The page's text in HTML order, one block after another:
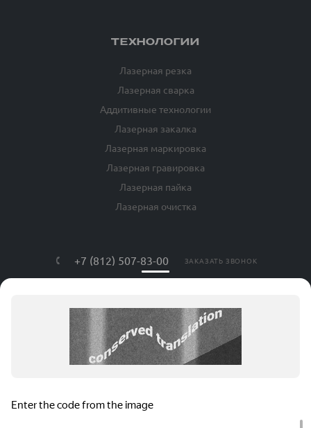
ТЕХНОЛОГИИ
Лазерная резка
Лазерная сварка
Аддитивные технологии
Лазерная закалка
Лазерная маркировка
Лазерная гравировка
Лазерная пайка
Лазерная очистка
+7 (812) 507-83-00 ЗАКАЗАТЬ ЗВОНОК
г. Санкт-Петербург, ул. Яблочкова, дом
№ 20, литер Я, оф. 408